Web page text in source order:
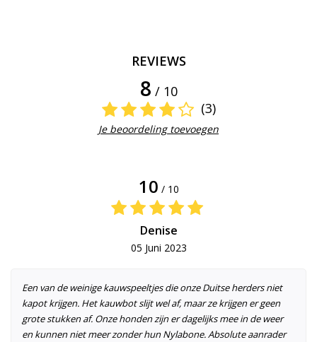
REVIEWS
8 / 10
(3)
Je beoordeling toevoegen
10 / 10
Denise
05 Juni 2023
Een van de weinige kauwspeeltjes die onze Duitse herders niet
kapot krijgen. Het kauwbot slijt wel af, maar ze krijgen er geen
grote stukken af. Onze honden zijn er dagelijks mee in de weer
en kunnen niet meer zonder hun Nylabone. Absolute aanrader